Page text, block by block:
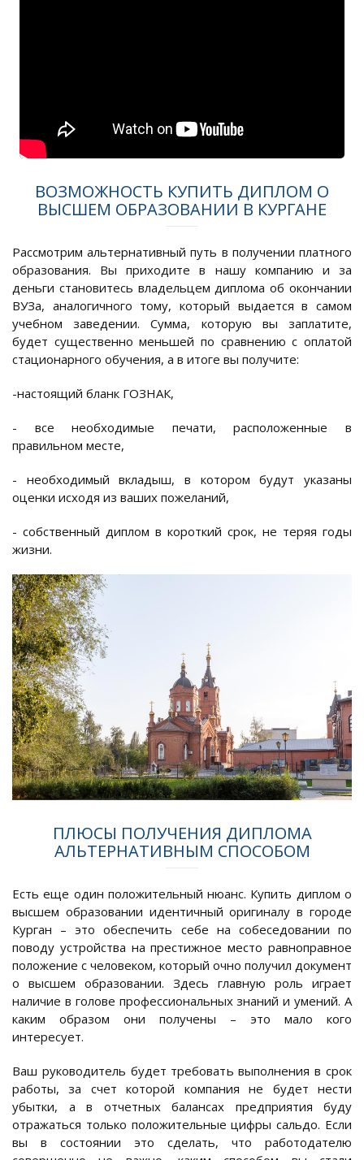
ВОЗМОЖНОСТЬ КУПИТЬ ДИПЛОМ О
ВЫСШЕМ ОБРАЗОВАНИИ В КУРГАНЕ
Рассмотрим альтернативный путь в получении платного
образования. Вы приходите в нашу компанию и за
деньги становитесь владельцем диплома об окончании
ВУЗа, аналогичного тому, который выдается в самом
учебном заведении. Сумма, которую вы заплатите,
будет существенно меньшей по сравнению с оплатой
стационарного обучения, а в итоге вы получите:
-настоящий бланк ГОЗНАК,
- все необходимые печати, расположенные в
правильном месте,
- необходимый вкладыш, в котором будут указаны
оценки исходя из ваших пожеланий,
- собственный диплом в короткий срок, не теряя годы
жизни.
ПЛЮСЫ ПОЛУЧЕНИЯ ДИПЛОМА
АЛЬТЕРНАТИВНЫМ СПОСОБОМ
Есть еще один положительный нюанс. Купить диплом о
высшем образовании идентичный оригиналу в городе
Курган – это обеспечить себе на собеседовании по
поводу устройства на престижное место равноправное
положение с человеком, который очно получил документ
о высшем образовании. Здесь главную роль играет
наличие в голове профессиональных знаний и умений. А
каким образом они получены – это мало кого
интересует.
Ваш руководитель будет требовать выполнения в срок
работы, за счет которой компания не будет нести
убытки, а в отчетных балансах предприятия буду
отражаться только положительные цифры сальдо. Если
вы в состоянии это сделать, что работодателю